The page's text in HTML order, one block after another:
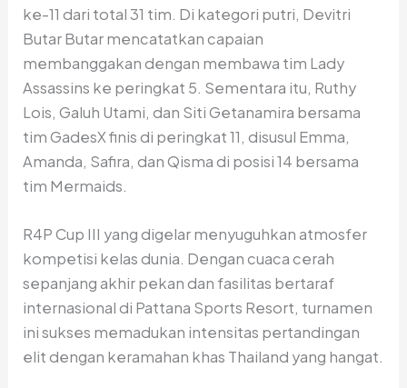
ke-11 dari total 31 tim. Di kategori putri, Devitri
Butar Butar mencatatkan capaian
membanggakan dengan membawa tim Lady
Assassins ke peringkat 5. Sementara itu, Ruthy
Lois, Galuh Utami, dan Siti Getanamira bersama
tim GadesX finis di peringkat 11, disusul Emma,
Amanda, Safira, dan Qisma di posisi 14 bersama
tim Mermaids.
R4P Cup III yang digelar menyuguhkan atmosfer
kompetisi kelas dunia. Dengan cuaca cerah
sepanjang akhir pekan dan fasilitas bertaraf
internasional di Pattana Sports Resort, turnamen
ini sukses memadukan intensitas pertandingan
elit dengan keramahan khas Thailand yang hangat.